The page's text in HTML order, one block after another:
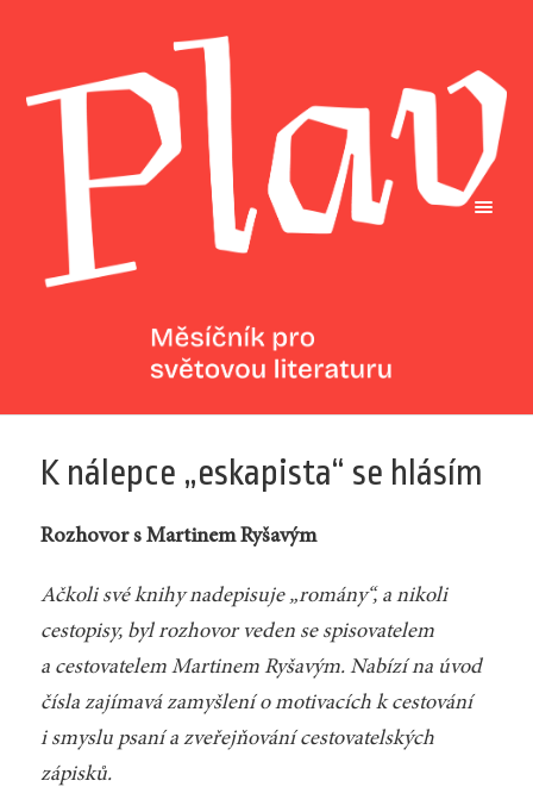
K nálepce „eskapista“ se hlásím
Rozhovor s Martinem Ryšavým
Ačkoli své knihy nadepisuje „romány“, a nikoli
cestopisy, byl rozhovor veden se spisovatelem
a cestovatelem Martinem Ryšavým. Nabízí na úvod
čísla zajímavá zamyšlení o motivacích k cestování
i smyslu psaní a zveřejňování cestovatelských
zápisků.